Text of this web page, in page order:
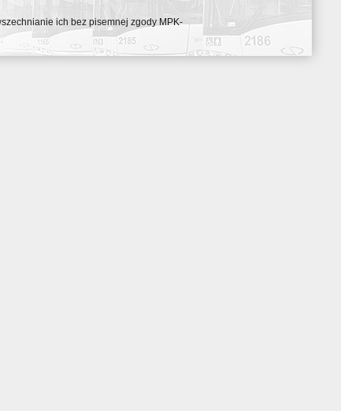
ich bez pisemnej zgody MPK-